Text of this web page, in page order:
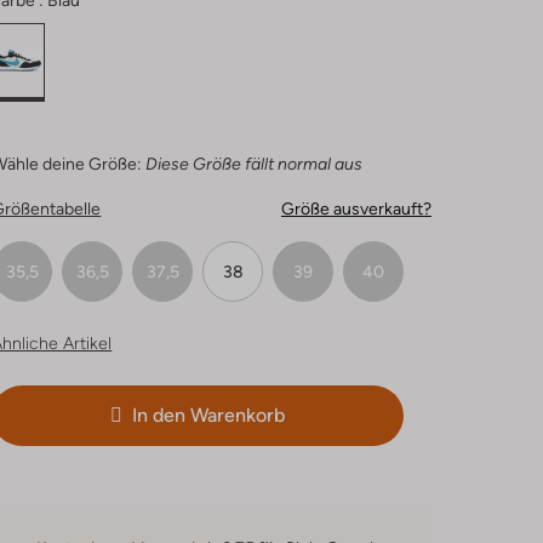
deine Größe: Diese Größe fällt normal aus
Größe ausverkauft?
35,5 36,5 37,5 38 39 40
Artikel
In den Warenkorb